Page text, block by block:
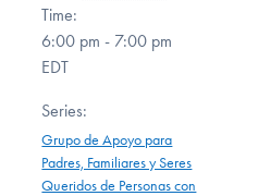
Time:
6:00 pm - 7:00 pm
EDT
Series:
Grupo de Apoyo para
Padres, Familiares y Seres
Queridos de Personas con